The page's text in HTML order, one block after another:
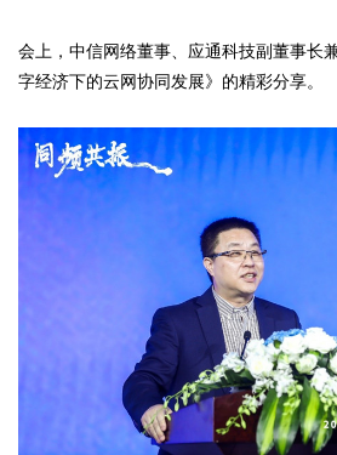
会上，中信网络董事、应通科技副董事长
字经济下的云网协同发展》的精彩分享。